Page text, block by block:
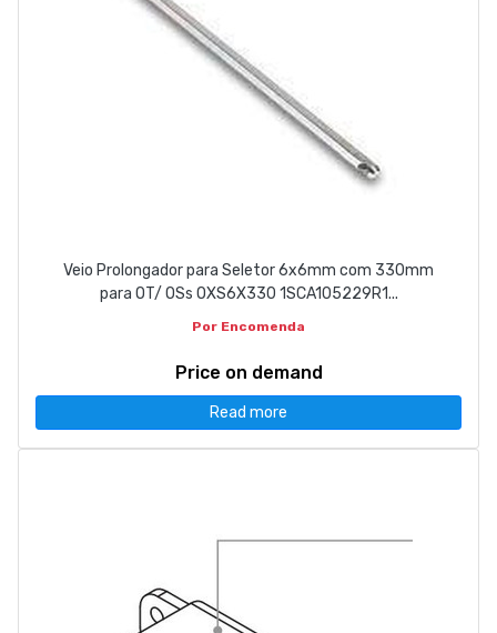
Veio Prolongador para Seletor 6x6mm com 330mm
para OT/ OSs OXS6X330 1SCA105229R1...
Por Encomenda
Price on demand
Read more